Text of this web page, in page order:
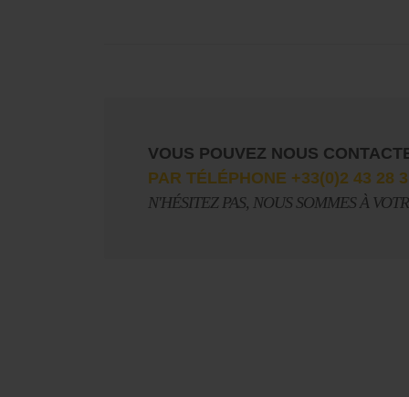
VOUS POUVEZ NOUS
PAR TÉLÉPHONE +33(0)2 43 28
N'HÉSITEZ PAS, NOUS SOMMES À